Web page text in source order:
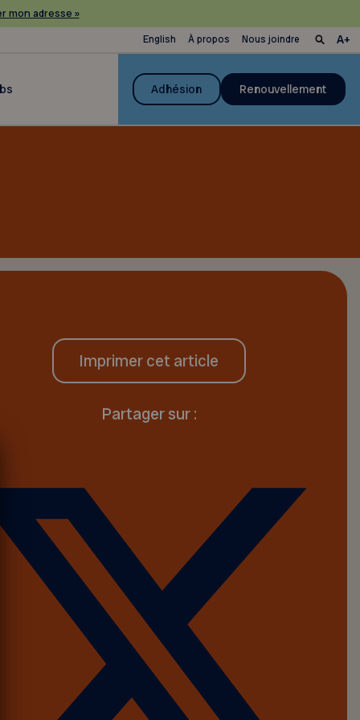
mon adresse »
English À propos Nous joindre
Adhésion Renouvellement
Imprimer cet article
Partager sur :